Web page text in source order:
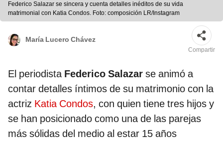
Federico Salazar se sincera y cuenta detalles inéditos de su vida
matrimonial con Katia Condos. Foto: composición LR/Instagram
María Lucero Chávez
Compartir
El periodista Federico Salazar se animó a
contar detalles íntimos de su matrimonio con la
actriz Katia Condos, con quien tiene tres hijos y
se han posicionado como una de las parejas
más sólidas del medio al estar 15 años